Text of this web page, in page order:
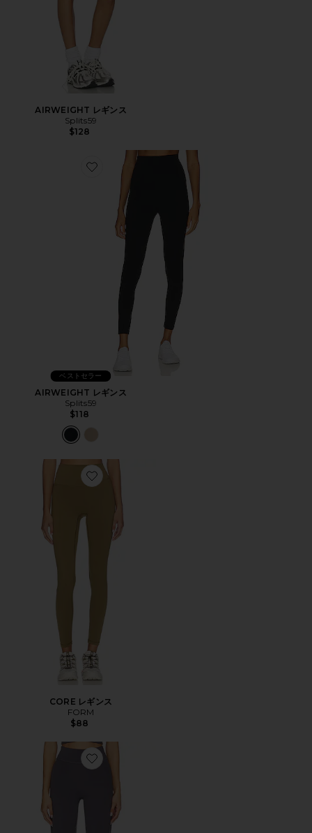
AIRWEIGHT レギンス
Splits59
$128
Favorite AIRWEIGHT レギンス
ベストセラー
AIRWEIGHT レギンス
Splits59
$118
Favorite CORE レギンス
CORE レギンス
FORM
$88
Favorite ESSENTIALS パンツ